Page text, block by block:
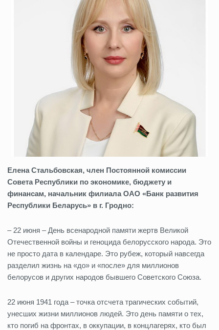
Елена Стальбовская, член Постоянной комиссии
Совета Республики по экономике, бюджету и
финансам, начальник филиала ОАО «Банк развития
Республики Беларусь» в г. Гродно:
– 22 июня – День всенародной памяти жертв Великой
Отечественной войны и геноцида белорусского народа. Это
не просто дата в календаре. Это рубеж, который навсегда
разделил жизнь на «до» и «после» для миллионов
белорусов и других народов бывшего Советского Союза.
22 июня 1941 года – точка отсчета трагических событий,
унесших жизни миллионов людей. Это день памяти о тех,
кто погиб на фронтах, в оккупации, в концлагерях, кто был